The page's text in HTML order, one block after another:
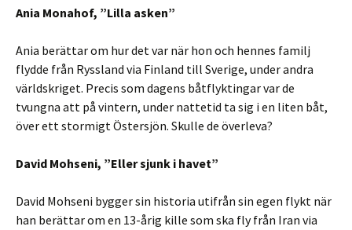
Ania Monahof, ”Lilla asken”
Ania berättar om hur det var när hon och hennes familj
flydde från Ryssland via Finland till Sverige, under andra
världskriget. Precis som dagens båtflyktingar var de
tvungna att på vintern, under nattetid ta sig i en liten båt,
över ett stormigt Östersjön. Skulle de överleva?
David Mohseni, ”Eller sjunk i havet”
David Mohseni bygger sin historia utifrån sin egen flykt när
han berättar om en 13-årig kille som ska fly från Iran via